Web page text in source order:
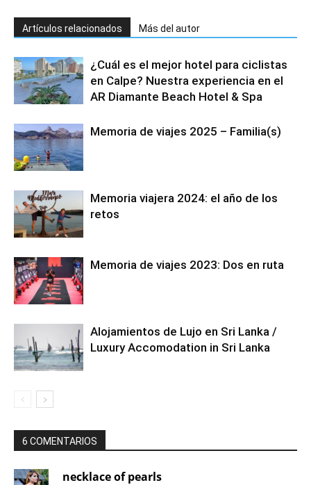
Artículos relacionados Más del autor
¿Cuál es el mejor hotel para ciclistas
en Calpe? Nuestra experiencia en el
AR Diamante Beach Hotel & Spa
Memoria de viajes 2025 – Familia(s)
Memoria viajera 2024: el año de los
retos
Memoria de viajes 2023: Dos en ruta
Alojamientos de Lujo en Sri Lanka /
Luxury Accomodation in Sri Lanka
6 COMENTARIOS
necklace of pearls